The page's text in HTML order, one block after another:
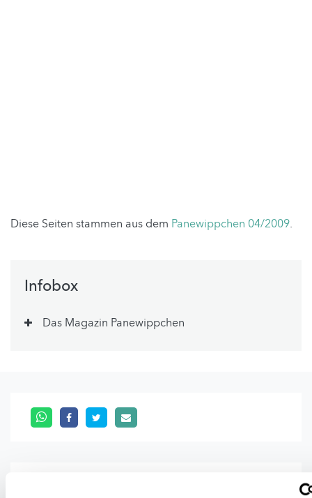
Diese Seiten stammen aus dem Panewippchen 04/2009.
Infobox
Das Magazin Panewippchen